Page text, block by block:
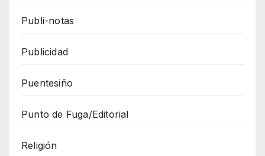
Publi-notas
Publicidad
Puentesiño
Punto de Fuga/Editorial
Religión